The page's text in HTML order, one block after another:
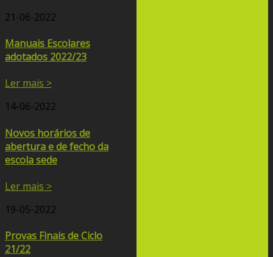
21-06-2022
Manuais Escolares
adotados 2022/23
Ler mais >
14-06-2022
Novos horários de
abertura e de fecho da
escola sede
Ler mais >
19-05-2022
Provas Finais de Ciclo
21/22